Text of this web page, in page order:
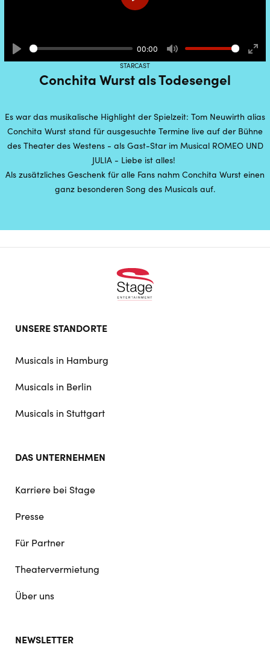
STARCAST
Conchita Wurst als Todesengel
Es war das musikalische Highlight der Spielzeit: Tom Neuwirth alias
Conchita Wurst stand für ausgesuchte Termine live auf der Bühne
des Theater des Westens - als Gast-Star im Musical ROMEO UND
JULIA - Liebe ist alles!
Als zusätzliches Geschenk für alle Fans nahm Conchita Wurst einen
ganz besonderen Song des Musicals auf.
Play
00:00
Mute
Play
doormat
UNSERE STANDORTE
Musicals in Hamburg
Musicals in Berlin
Musicals in Stuttgart
DAS UNTERNEHMEN
Karriere bei Stage
Presse
Für Partner
Theatervermietung
Über uns
NEWSLETTER